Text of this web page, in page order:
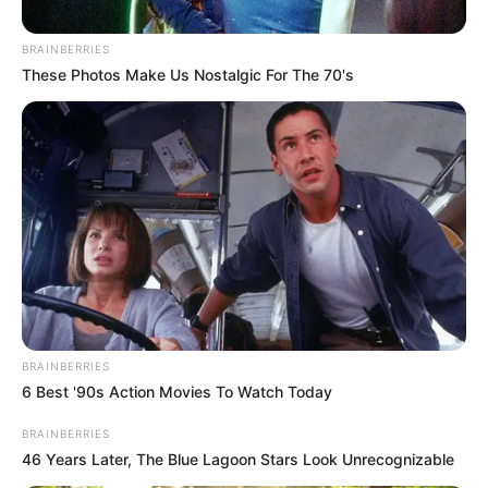
Diseñado por Magnific - www.magnific.com
Robo de agua
Por:Diana Marcela Villegas
Mayo 17, 2026
BRAINBERRIES
These Photos Make Us Nostalgic For The 70's
BRAINBERRIES
6 Best '90s Action Movies To Watch Today
BRAINBERRIES
46 Years Later, The Blue Lagoon Stars Look Unrecognizable